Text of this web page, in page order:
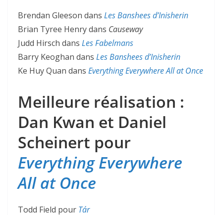
Brendan Gleeson dans Les Banshees d’Inisherin
Brian Tyree Henry dans Causeway
Judd Hirsch dans Les Fabelmans
Barry Keoghan dans Les Banshees d’Inisherin
Ke Huy Quan dans Everything Everywhere All at Once
Meilleure réalisation :
Dan Kwan et Daniel
Scheinert pour
Everything Everywhere
All at Once
Todd Field pour Tár